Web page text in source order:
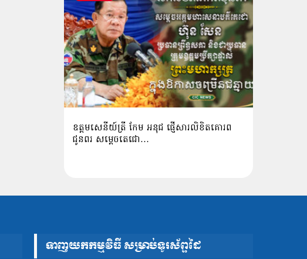
ឧត្តមសេនីយ៍ត្រី កែម អនុជ ផ្ញើសារលិខិតគោរព
ជូនពរ សម្ដេចតេជោ…
ទាញយកកម្មវិធី សម្រាប់ទូរស័ព្ទដៃ